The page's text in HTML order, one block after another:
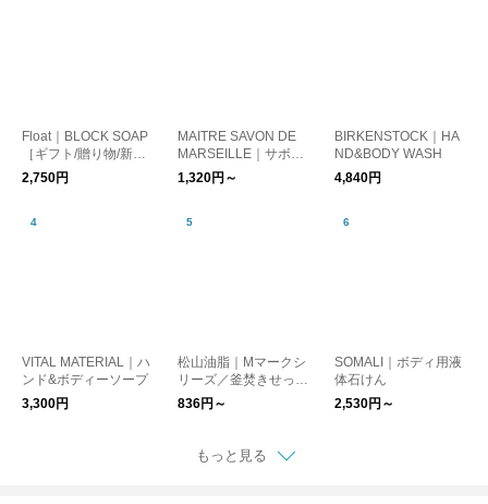
Float｜BLOCK SOAP
［ギフト/贈り物/新生
活］
2,750円
MAITRE SAVON DE
MARSEILLE｜サボ
ン・リキッド (ハンド
&ボディソープ)
1,320円～
BIRKENSTOCK｜HA
ND&BODY WASH
4,840円
VITAL MATERIAL｜ハ
ンド&ボディーソープ
3,300円
松山油脂｜Mマークシ
リーズ／釜焚きせっけ
ん ボディソープ
836円～
SOMALI｜ボディ用液
体石けん
2,530円～
もっと見る